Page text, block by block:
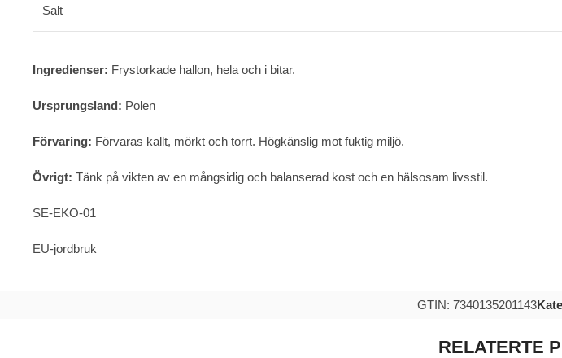
Salt
Ingredienser: Frystorkade hallon, hela och i bitar.
Ursprungsland: Polen
Förvaring: Förvaras kallt, mörkt och torrt. Högkänslig mot fuktig miljö.
Övrigt: Tänk på vikten av en mångsidig och balanserad kost och en hälsosam livsstil.
SE-EKO-01
EU-jordbruk
GTIN: 7340135201143
RELATERTE